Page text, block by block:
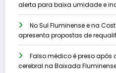
alerta para baixa umidade e
No Sul Fluminense e na
apresenta propostas de
Falso médico é preso
cerebral na Baixada